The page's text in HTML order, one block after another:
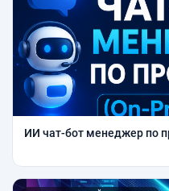
ИИ чат-бот менеджер по